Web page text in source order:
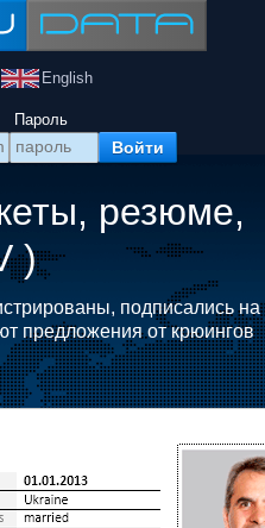
English
Пароль
резюме,
)
подписались на
предложения от крюингов